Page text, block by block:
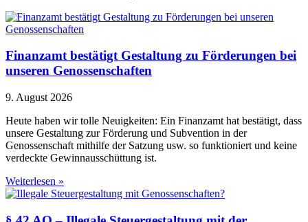
Finanzamt bestätigt Gestaltung zu Förderungen bei
unseren Genossenschaften
9. August 2026
Heute haben wir tolle Neuigkeiten: Ein Finanzamt hat bestätigt, dass
unsere Gestaltung zur Förderung und Subvention in der
Genossenschaft mithilfe der Satzung usw. so funktioniert und keine
verdeckte Gewinnausschüttung ist.
Weiterlesen »